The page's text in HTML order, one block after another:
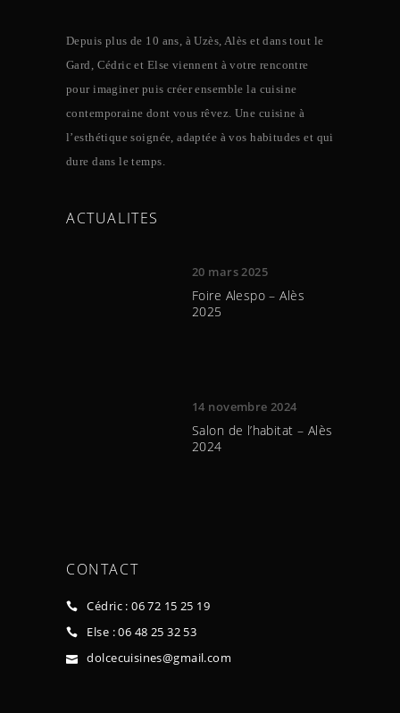
Depuis plus de 10 ans, à Uzès, Alès et dans tout le
Gard, Cédric et Else viennent à votre rencontre
pour imaginer puis créer ensemble la cuisine
contemporaine dont vous rêvez. Une cuisine à
l’esthétique soignée, adaptée à vos habitudes et qui
dure dans le temps.
ACTUALITES
20 mars 2025
Foire Alespo – Alès
2025
14 novembre 2024
Salon de l’habitat – Alès
2024
CONTACT
Cédric : 06 72 15 25 19
Else : 06 48 25 32 53
dolcecuisines@gmail.com